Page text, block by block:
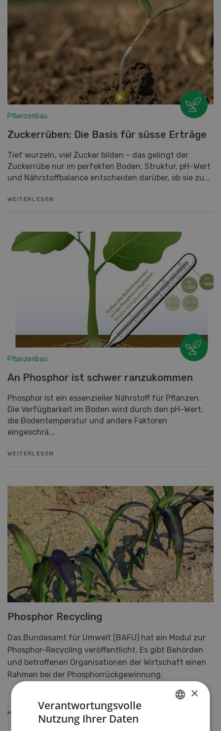
Pflanzenbau
Zuckerrüben: Die Basis für süsse Erträge
Tief wurzeln, viel Zucker bilden – das gelingt der
Zuckerrübe nur im perfekten Boden. Struktur, pH-Wert
und Nährstoffbalance entscheiden darüber, ob sie zu...
WEITERLESEN
Pflanzenbau
An Phosphor ist schwer ranzukommen
Phosphor ist ein essenzieller Nährstoff für Pflanzen.
Die Verfügbarkeit im Boden wird durch den pH-Wert,
die Bodentemperatur und andere Faktoren
eingeschrä...
WEITERLESEN
Phosphor Recycling
Das Bundesamt für Umwelt (BAFU) hat ein Modul zur
Phosphor-Recycling veröffentlicht. Es gibt Behörden
und betroffenen Organisationen der Wirtschaft einen
Rahmen bei der Phosphorrückgewinnung.
MEHR ERFAHREN
×
Verantwortungsvolle
Nutzung Ihrer Daten